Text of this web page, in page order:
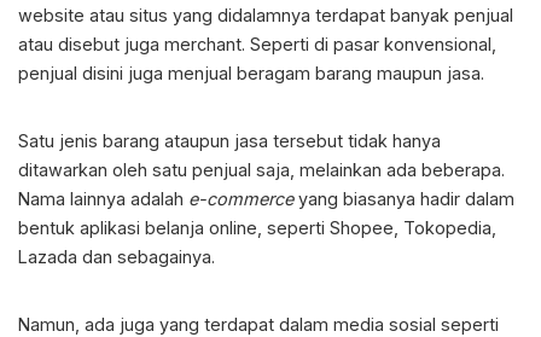
website atau situs yang didalamnya terdapat banyak penjual
atau disebut juga merchant. Seperti di pasar konvensional,
penjual disini juga menjual beragam barang maupun jasa.
Satu jenis barang ataupun jasa tersebut tidak hanya
ditawarkan oleh satu penjual saja, melainkan ada beberapa.
Nama lainnya adalah e-commerceyang biasanya hadir dalam
bentuk aplikasi belanja online, seperti Shopee, Tokopedia,
Lazada dan sebagainya.
Namun, ada juga yang terdapat dalam media sosial seperti